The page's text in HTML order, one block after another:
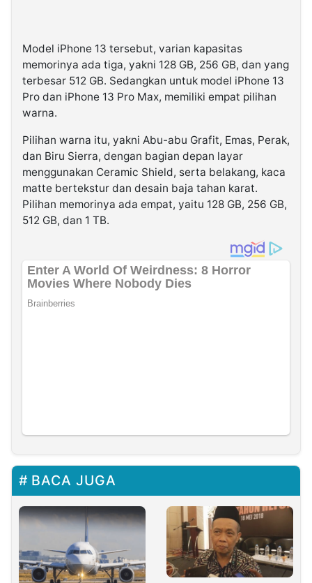
Model iPhone 13 tersebut, varian kapasitas
memorinya ada tiga, yakni 128 GB, 256 GB, dan yang
terbesar 512 GB. Sedangkan untuk model iPhone 13
Pro dan iPhone 13 Pro Max, memiliki empat pilihan
warna.
Pilihan warna itu, yakni Abu-abu Grafit, Emas, Perak,
dan Biru Sierra, dengan bagian depan layar
menggunakan Ceramic Shield, serta belakang, kaca
matte bertekstur dan desain baja tahan karat.
Pilihan memorinya ada empat, yaitu 128 GB, 256 GB,
512 GB, dan 1 TB.
BACA JUGA